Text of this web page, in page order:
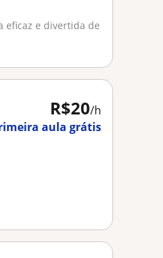
eficaz e divertida de
R$20/h
aula grátis